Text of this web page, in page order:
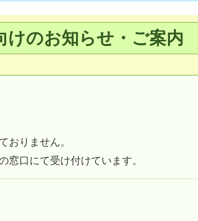
けのお知らせ・ご案内
おりません。
口にて受け付けています。